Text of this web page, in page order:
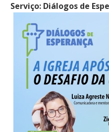
Serviço: Diálogos de